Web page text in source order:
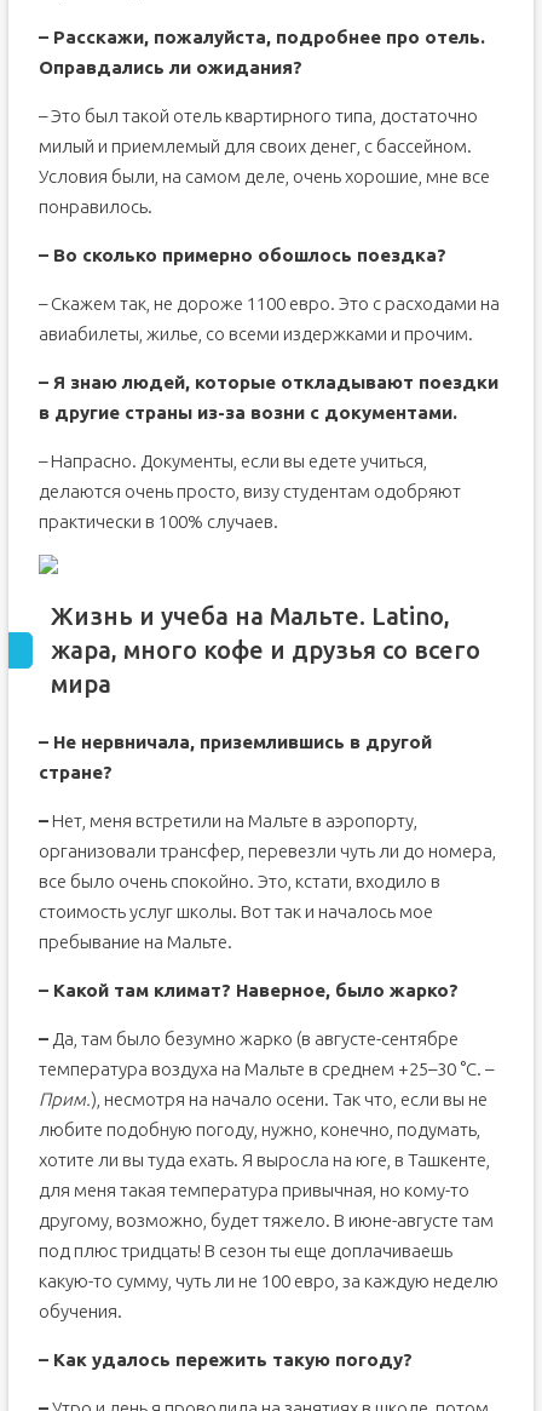
– Расскажи, пожалуйста, подробнее про отель.
Оправдались ли ожидания?
– Это был такой отель квартирного типа, достаточно
милый и приемлемый для своих денег, с бассейном.
Условия были, на самом деле, очень хорошие, мне все
понравилось.
– Во сколько примерно обошлось поездка?
– Скажем так, не дороже 1100 евро. Это с расходами на
авиабилеты, жилье, со всеми издержками и прочим.
– Я знаю людей, которые откладывают поездки
в другие страны из-за возни с документами.
– Напрасно. Документы, если вы едете учиться,
делаются очень просто, визу студентам одобряют
практически в 100% случаев.
Жизнь и учеба на Мальте. Latino,
жара, много кофе и друзья со всего
мира
– Не нервничала, приземлившись в другой
стране?
–Нет, меня встретили на Мальте в аэропорту,
организовали трансфер, перевезли чуть ли до номера,
все было очень спокойно. Это, кстати, входило в
стоимость услуг школы. Вот так и началось мое
пребывание на Мальте.
– Какой там климат? Наверное, было жарко?
–Да, там было безумно жарко (в августе-сентябре
температура воздуха на Мальте в среднем +25–30 °C. –
Прим.), несмотря на начало осени. Так что, если вы не
любите подобную погоду, нужно, конечно, подумать,
хотите ли вы туда ехать. Я выросла на юге, в Ташкенте,
для меня такая температура привычная, но кому-то
другому, возможно, будет тяжело. В июне-августе там
под плюс тридцать! В сезон ты еще доплачиваешь
какую-то сумму, чуть ли не 100 евро, за каждую неделю
обучения.
– Как удалось пережить такую погоду?